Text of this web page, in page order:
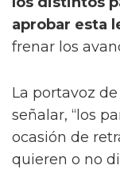
aprobar esta
frenar los
La portavoz
señalar, “los
ocasión de
quieren o no